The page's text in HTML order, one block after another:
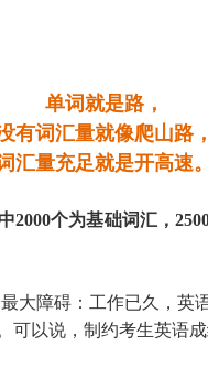
单词就是路，
有词汇量就像爬山路，
汇量充足就是开高速。
2000个为基础词汇，
大障碍：工作已久，英
以说，制约考生英语